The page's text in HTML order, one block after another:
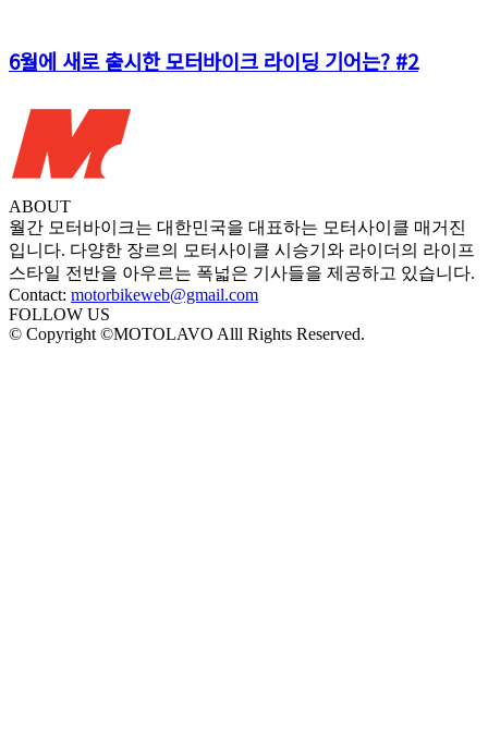
6월에 새로 출시한 모터바이크 라이딩 기어는? #2
ABOUT
월간 모터바이크는 대한민국을 대표하는 모터사이클 매거진
입니다. 다양한 장르의 모터사이클 시승기와 라이더의 라이프
스타일 전반을 아우르는 폭넓은 기사들을 제공하고 있습니다.
Contact: motorbikeweb@gmail.com
FOLLOW US
© Copyright ©MOTOLAVO Alll Rights Reserved.